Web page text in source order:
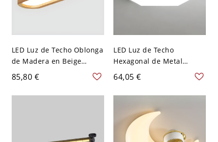
LED Luz de Techo Oblonga
de Madera en Beige
Luminaria de Techo
Simplista para Cuarto -
Madera 110 A 120 V
85,80 €
LED Luz de Techo
Hexagonal de Metal
Luminaria de Techo
Simplista para Salón -
Blanco 110 A 120 V 40,64
64,05 €